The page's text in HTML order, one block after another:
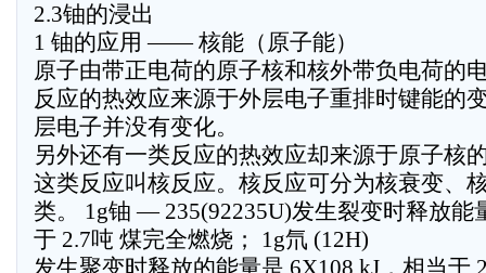
2.3铀的浸出
1 铀的应用 —— 核能（原子能）
原子由带正电荷的原子核和核外带负电荷的
反应的热效应来源于外层电子重排时键能的
层电子并没有变化。
另外还有一类反应的热效应却来源于原子核
这类反应叫核反应。核反应可分为核衰变、
类。 1g铀 — 235(92235U)发生裂变时释放能
于 2.7吨 煤完全燃烧； 1g氘 (12H)
发生聚变时释放的能量是 6X108 kJ，相当于